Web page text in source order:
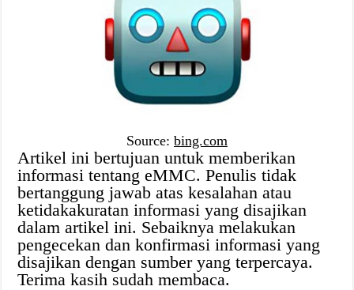
Source: bing.com
Artikel ini bertujuan untuk memberikan
informasi tentang eMMC. Penulis tidak
bertanggung jawab atas kesalahan atau
ketidakakuratan informasi yang disajikan
dalam artikel ini. Sebaiknya melakukan
pengecekan dan konfirmasi informasi yang
disajikan dengan sumber yang terpercaya.
Terima kasih sudah membaca.